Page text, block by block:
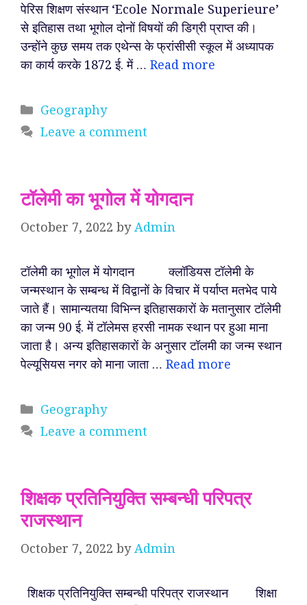
पेरिस शिक्षण संस्थान ‘Ecole Normale Superieure’
से इतिहास तथा भूगोल दोनों विषयों की डिग्री प्राप्त की।
उन्होंने कुछ समय तक एथेन्स के फ्रांसीसी स्कूल में अध्यापक
का कार्य करके 1872 ई. में … Read more
Categories
Geography
Leave a comment
टॉलेमी का भूगोल में योगदान
October 7, 2022 byAdmin
टॉलेमी का भूगोल में योगदान क्लॉडियस टॉलेमी के
जन्मस्थान के सम्बन्ध में विद्वानों के विचार में पर्याप्त मतभेद पाये
जाते हैं। सामान्यतया विभिन्न इतिहासकारों के मतानुसार टॉलेमी
का जन्म 90 ई. में टॉलेमस हरसी नामक स्थान पर हुआ माना
जाता है। अन्य इतिहासकारों के अनुसार टॉलमी का जन्म स्थान
पेल्यूसियस नगर को माना जाता … Read more
Categories
Geography
Leave a comment
शिक्षक प्रतिनियुक्ति सम्बन्धी परिपत्र
राजस्थान
October 7, 2022 byAdmin
शिक्षक प्रतिनियुक्ति सम्बन्धी परिपत्र राजस्थान शिक्षा